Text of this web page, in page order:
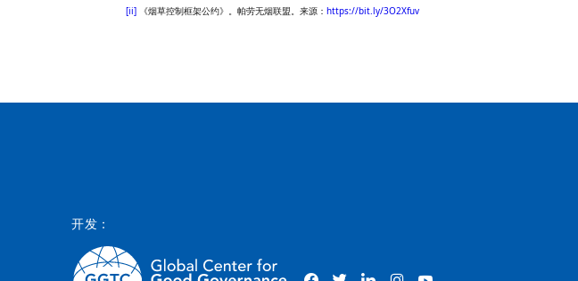
[ii] 《烟草控制框架公约》。帕劳无烟联盟。来源： https://bit.ly/3O2Xfuv
开发：